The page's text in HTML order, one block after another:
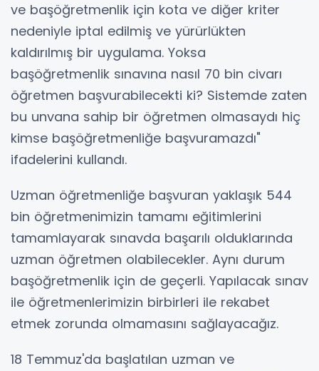
ve başöğretmenlik için kota ve diğer kriter
nedeniyle iptal edilmiş ve yürürlükten
kaldırılmış bir uygulama. Yoksa
başöğretmenlik sınavına nasıl 70 bin civarı
öğretmen başvurabilecekti ki? Sistemde zaten
bu unvana sahip bir öğretmen olmasaydı hiç
kimse başöğretmenliğe başvuramazdı"
ifadelerini kullandı.
Uzman öğretmenliğe başvuran yaklaşık 544
bin öğretmenimizin tamamı eğitimlerini
tamamlayarak sınavda başarılı olduklarında
uzman öğretmen olabilecekler. Aynı durum
başöğretmenlik için de geçerli. Yapılacak sınav
ile öğretmenlerimizin birbirleri ile rekabet
etmek zorunda olmamasını sağlayacağız.
18 Temmuz'da başlatılan uzman ve